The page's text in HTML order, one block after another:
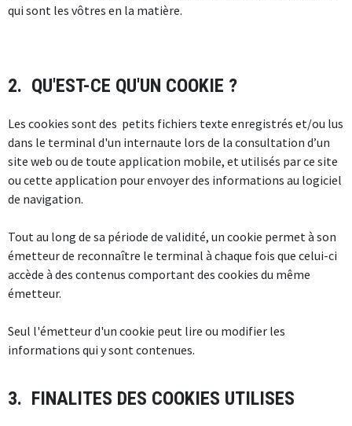
qui sont les vôtres en la matière.
2. QU'EST-CE QU'UN COOKIE ?
Les cookies sont des petits fichiers texte enregistrés et/ou lus
dans le terminal d'un internaute lors de la consultation d’un
site web ou de toute application mobile, et utilisés par ce site
ou cette application pour envoyer des informations au logiciel
de navigation.
Tout au long de sa période de validité, un cookie permet à son
émetteur de reconnaître le terminal à chaque fois que celui-ci
accède à des contenus comportant des cookies du même
émetteur.
Seul l'émetteur d'un cookie peut lire ou modifier les
informations qui y sont contenues.
3. FINALITES DES COOKIES UTILISES